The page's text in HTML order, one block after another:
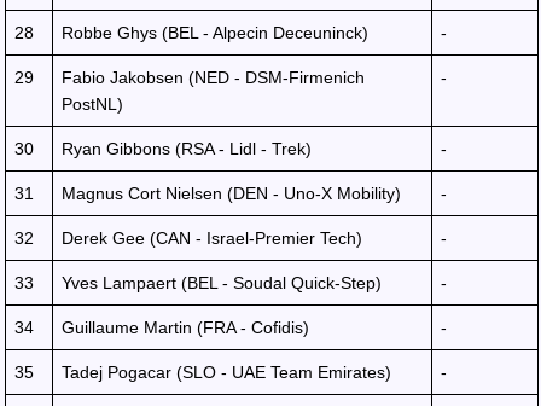
28 Robbe Ghys (BEL - Alpecin Deceuninck) -
29
Fabio Jakobsen (NED - DSM-Firmenich
PostNL)
-
30 Ryan Gibbons (RSA - Lidl - Trek) -
31 Magnus Cort Nielsen (DEN - Uno-X Mobility) -
32 Derek Gee (CAN - Israel-Premier Tech) -
33 Yves Lampaert (BEL - Soudal Quick-Step) -
34 Guillaume Martin (FRA - Cofidis) -
35 Tadej Pogacar (SLO - UAE Team Emirates) -